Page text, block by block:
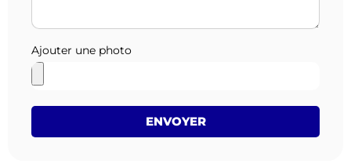
Ajouter une photo
ENVOYER